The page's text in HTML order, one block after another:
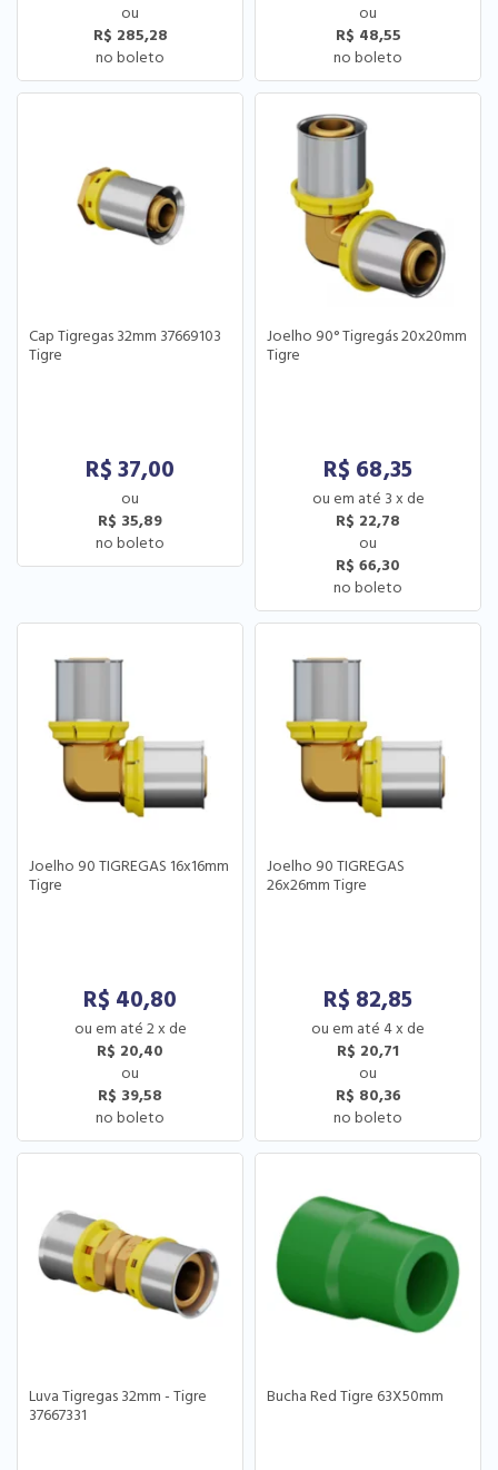
R$ 285,28
R$ 48,55
Cap Tigregas 32mm 37669103
Tigre
R$ 37,00
R$ 35,89
Joelho 90° Tigregás 20x20mm
Tigre
R$ 68,35
3 x de
R$ 22,78
R$ 66,30
Joelho 90 TIGREGAS 16x16mm
Tigre
R$ 40,80
2x de
R$ 20,40
R$ 39,58
Joelho 90 TIGREGAS
26x26mm Tigre
R$ 82,85
4x de
R$ 20,71
R$ 80,36
Luva Tigregas 32mm - Tigre
37667331
Bucha Red Tigre 63X50mm